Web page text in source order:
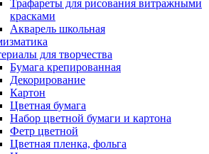
Трафареты для рисования витражными
красками
Акварель школьная
для творчества
Бумага крепированная
Декорирование
Картон
Цветная бумага
Набор цветной бумаги и картона
Фетр цветной
Цветная пленка, фольга